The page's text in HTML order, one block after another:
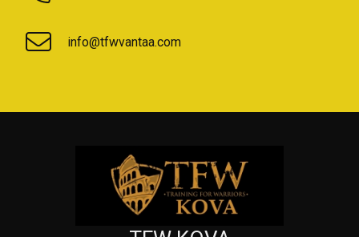
info@tfwvantaa.com